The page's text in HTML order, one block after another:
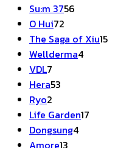
สินค้า
Su:m 3756
O Hui72
สินค้า
The Saga of Xiu1515
Wellderma44
VDL7
สินค้า
Hera53
Ryo2
สินค้า
Life Garden17
Dongsung44